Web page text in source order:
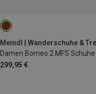
Meindl | Wanderschuhe &
Damen Borneo 2 MFS Schuhe
299,95 €